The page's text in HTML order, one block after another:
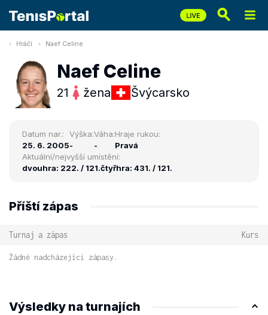
Hráči Naef Celine
Naef Celine
21 žena Švýcarsko
Datum nar.:
25. 6. 2005
Výška:
-
Váha:
-
Hraje rukou:
Pravá
Aktuální/nejvyšší umístění:
dvouhra: 222. / 121.čtyřhra: 431. / 121.
Příští zápas
Turnaj a zápas Kurs
Žádné nadcházející zápasy.
Výsledky na turnajích